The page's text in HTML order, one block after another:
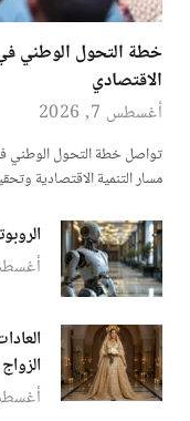
خطة التحول الوطني في
الاقتصادي
أغسطس 7, 2026
تواصل خطة التحول الوطني
مسار التنمية الاقتصادية
أغسطس 7,
أغسطس 7,